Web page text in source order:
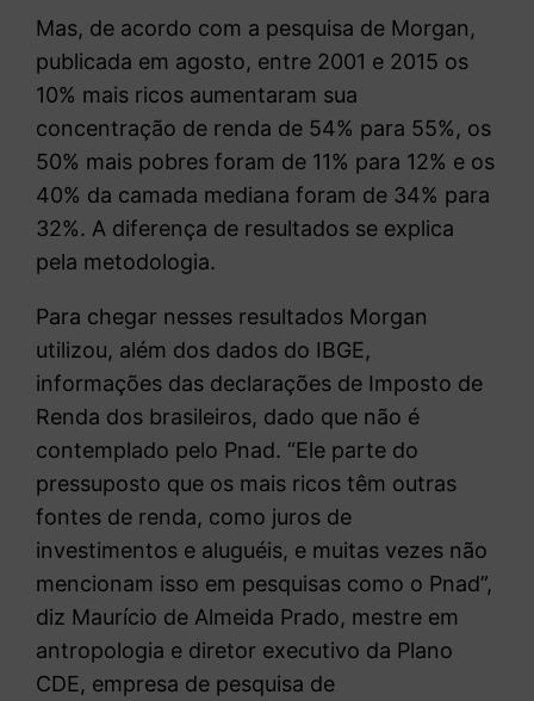
Mas, de acordo com a pesquisa de Morgan,
publicada em agosto, entre 2001 e 2015 os
10% mais ricos aumentaram sua
concentração de renda de 54% para 55%, os
50% mais pobres foram de 11% para 12% e os
40% da camada mediana foram de 34% para
32%. A diferença de resultados se explica
pela metodologia.
Para chegar nesses resultados Morgan
utilizou, além dos dados do IBGE,
informações das declarações de Imposto de
Renda dos brasileiros, dado que não é
contemplado pelo Pnad. “Ele parte do
pressuposto que os mais ricos têm outras
fontes de renda, como juros de
investimentos e aluguéis, e muitas vezes não
mencionam isso em pesquisas como o Pnad”,
diz Maurício de Almeida Prado, mestre em
antropologia e diretor executivo da Plano
CDE, empresa de pesquisa de